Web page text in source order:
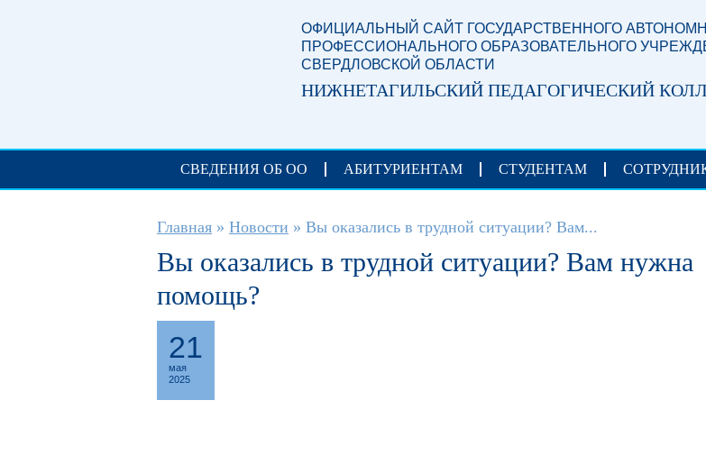
ОФИЦИАЛЬНЫЙ САЙТ ГОСУДАРСТВЕННОГО
ПРОФЕССИОНАЛЬНОГО ОБРАЗОВАТЕЛЬНОГО
СВЕРДЛОВСКОЙ ОБЛАСТИ
НИЖНЕТАГИЛЬСКИЙ ПЕДАГОГИЧЕСКИЙ
СВЕДЕНИЯ ОБ ОО АБИТУРИЕНТАМ СТУДЕНТАМ
Вы здесь
Главная » Новости » Вы оказались в трудной ситуации? Вам...
Вы оказались в трудной ситуации? Вам нужна
помощь?
21
мая
2025